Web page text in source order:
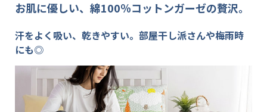
お肌に優しい、綿100％コットンガーゼの贅沢。
汗をよく吸い、乾きやすい。部屋干し派さんや梅雨時
にも◎